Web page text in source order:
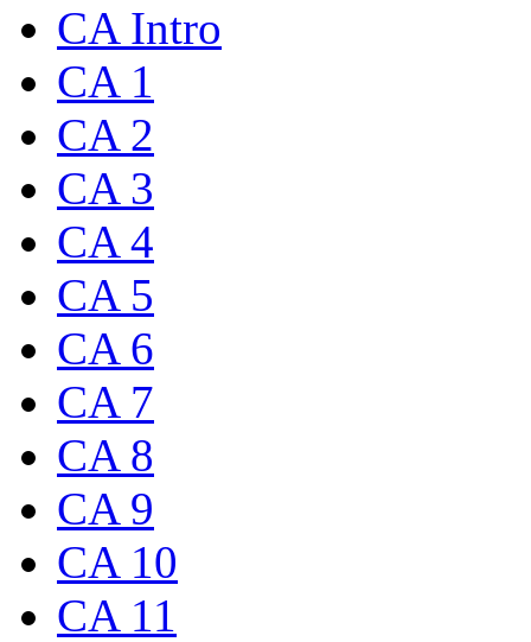
CA Intro
CA 1
CA 2
CA 3
CA 4
CA 5
CA 6
CA 7
CA 8
CA 9
CA 10
CA 11